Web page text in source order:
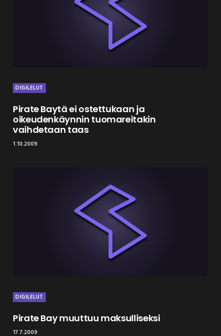
DIGILELUT
Pirate Baytä ei ostettukaan ja
oikeudenkäynnin tuomareitakin
vaihdetaan taas
1.10.2009
DIGILELUT
Pirate Bay muuttuu maksulliseksi
17.7.2009